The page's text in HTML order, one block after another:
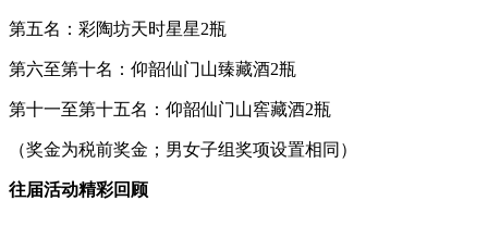
第五名：彩陶坊天时星星2瓶
第六至第十名：仰韶仙门山臻藏酒2瓶
第十一至第十五名：仰韶仙门山窖藏酒2瓶
（奖金为税前奖金；男女子组奖项设置相同）
往届活动精彩回顾